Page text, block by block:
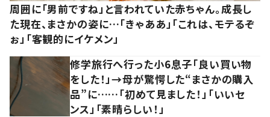
周囲に「男前ですね」と言われていた赤ちゃん。成長し
た現在、まさかの姿に…「きゃああ」「これは、モテるぞ
ぉ」「客観的にイケメン」
修学旅行へ行った小6息子「良い買い物
をした！」→母が驚愕した“まさかの購入
品”に……「初めて見ました！」「いいセ
ンス」「素晴らしい！」